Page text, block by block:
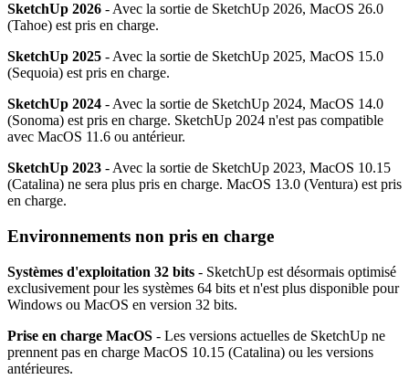
SketchUp 2026 - Avec la sortie de SketchUp 2026, MacOS 26.0
(Tahoe) est pris en charge.
SketchUp 2025 - Avec la sortie de SketchUp 2025, MacOS 15.0
(Sequoia) est pris en charge.
SketchUp 2024 - Avec la sortie de SketchUp 2024, MacOS 14.0
(Sonoma) est pris en charge. SketchUp 2024 n'est pas compatible
avec MacOS 11.6 ou antérieur.
SketchUp 2023 - Avec la sortie de SketchUp 2023, MacOS 10.15
(Catalina) ne sera plus pris en charge. MacOS 13.0 (Ventura) est pris
en charge.
Environnements non pris en charge
Systèmes d'exploitation 32 bits - SketchUp est désormais optimisé
exclusivement pour les systèmes 64 bits et n'est plus disponible pour
Windows ou MacOS en version 32 bits.
Prise en charge MacOS - Les versions actuelles de SketchUp ne
prennent pas en charge MacOS 10.15 (Catalina) ou les versions
antérieures.